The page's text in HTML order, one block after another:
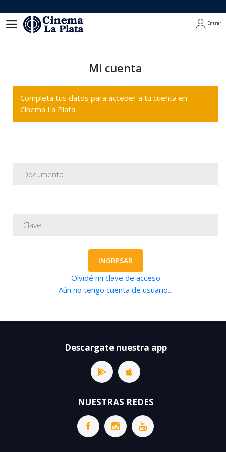
Entrar
Mi cuenta
Completa tus datos para acceder a tu cuenta en
Cinema La Plata .
INGRESAR
Olvidé mi clave de acceso
Aún no tengo cuenta de usuario...
Descargate nuestra app
NUESTRAS REDES